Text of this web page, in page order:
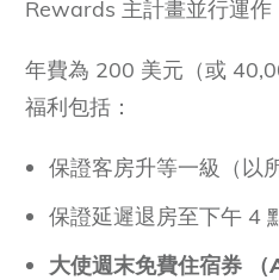
Rewards 主計畫並行運作
年費為 200 美元（或
福利包括：
保證客房升等一級（以
保證延遲退房至下午 4
大使週末免費住宿券